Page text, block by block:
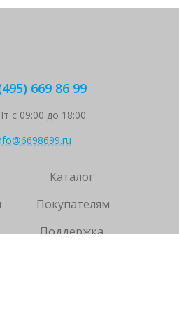
Каталог
Покупателям
Поддержка
669 86 99
с 09:00 до 18:00